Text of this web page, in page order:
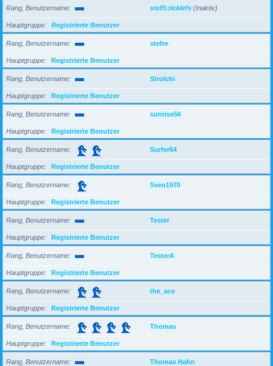
Rang, Benutzername steffi.ricklefs (Inaktiv)
Hauptgruppe Registrierte Benutzer
Rang, Benutzername stefre
Hauptgruppe Registrierte Benutzer
Rang, Benutzername Strolchi
Hauptgruppe Registrierte Benutzer
Rang, Benutzername sunrise56
Hauptgruppe Registrierte Benutzer
Rang, Benutzername Surfer64
Hauptgruppe Registrierte Benutzer
Rang, Benutzername Sven1970
Hauptgruppe Registrierte Benutzer
Rang, Benutzername Tester
Hauptgruppe Registrierte Benutzer
Rang, Benutzername TesterA
Hauptgruppe Registrierte Benutzer
Rang, Benutzername the_ace
Hauptgruppe Registrierte Benutzer
Rang, Benutzername Thomas
Hauptgruppe Registrierte Benutzer
Rang, Benutzername Thomas Hahn